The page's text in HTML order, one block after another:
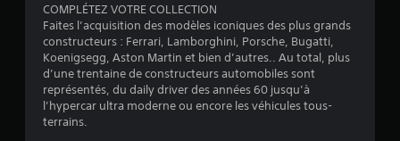
e
s
s
COMPLÉTEZ VOTRE COLLECTION
Faites l’acquisition des modèles iconiques des plus grands
constructeurs : Ferrari, Lamborghini, Porsche, Bugatti,
Koenigsegg, Aston Martin et bien d’autres.. Au total, plus
d’une trentaine de constructeurs automobiles sont
représentés, du daily driver des années 60 jusqu’à
l’hypercar ultra moderne ou encore les véhicules tous-
terrains.